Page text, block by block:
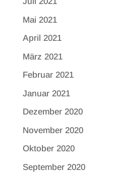
Mai 2021
April 2021
März 2021
Februar 2021
Januar 2021
Dezember 2020
November 2020
Oktober 2020
September 2020